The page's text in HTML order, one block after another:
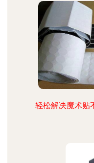
轻松解决魔术贴